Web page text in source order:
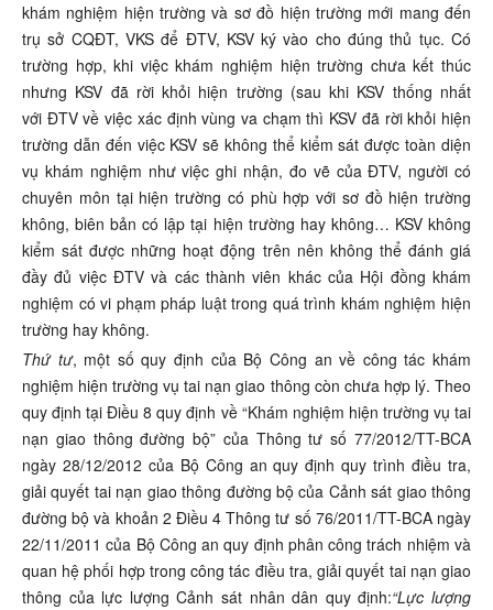
khám nghiệm hiện trường và sơ đồ hiện trường mới mang đến
trụ sở CQĐT, VKS để ĐTV, KSV ký vào cho đúng thủ tục. Có
trường hợp, khi việc khám nghiệm hiện trường chưa kết thúc
nhưng KSV đã rời khỏi hiện trường (sau khi KSV thống nhất
với ĐTV về việc xác định vùng va chạm thì KSV đã rời khỏi hiện
trường dẫn đến việc KSV sẽ không thể kiểm sát được toàn diện
vụ khám nghiệm như việc ghi nhận, đo vẽ của ĐTV, người có
chuyên môn tại hiện trường có phù hợp với sơ đồ hiện trường
không, biên bản có lập tại hiện trường hay không… KSV không
kiểm sát được những hoạt động trên nên không thể đánh giá
đầy đủ việc ĐTV và các thành viên khác của Hội đồng khám
nghiệm có vi phạm pháp luật trong quá trình khám nghiệm hiện
trường hay không.
Thứ tư, một số quy định của Bộ Công an về công tác khám
nghiệm hiện trường vụ tai nạn giao thông còn chưa hợp lý. Theo
quy định tại Điều 8 quy định về “Khám nghiệm hiện trường vụ tai
nạn giao thông đường bộ” của Thông tư số 77/2012/TT-BCA
ngày 28/12/2012 của Bộ Công an quy định quy trình điều tra,
giải quyết tai nạn giao thông đường bộ của Cảnh sát giao thông
đường bộ và khoản 2 Điều 4 Thông tư số 76/2011/TT-BCA ngày
22/11/2011 của Bộ Công an quy định phân công trách nhiệm và
quan hệ phối hợp trong công tác điều tra, giải quyết tai nạn giao
thông của lực lượng Cảnh sát nhân dân quy định:“Lực lượng